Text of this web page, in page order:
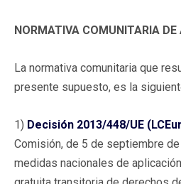
NORMATIVA COMUNITARIA DE
La normativa comunitaria que
presente supuesto, es la
1) Decisión 2013/448/UE
Comisión, de 5 de septiembre
medidas nacionales de